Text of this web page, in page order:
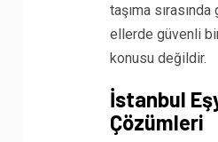
taşıma
ellerde güvenli
konusu değildir.
İstanbul
Çözümleri